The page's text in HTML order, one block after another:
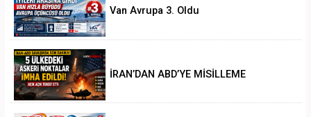
Van Avrupa 3. Oldu
İRAN’DAN ABD’YE MİSİLLEME